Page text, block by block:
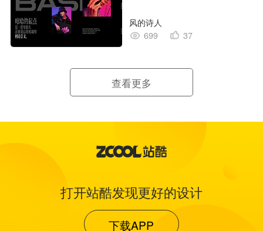
风的诗人
699
37
查看更多
打开站酷发现更好的设计
下载APP